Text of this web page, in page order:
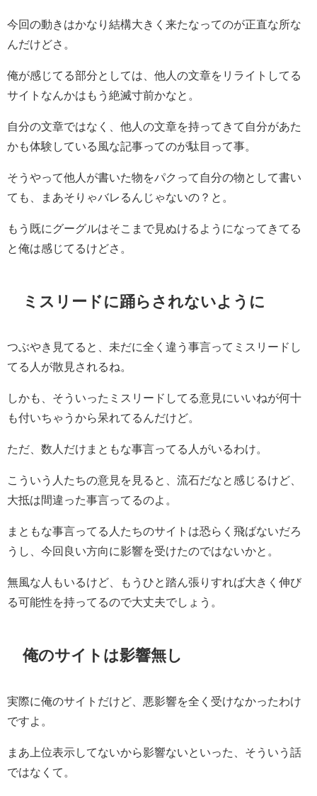
今回の動きはかなり結構大きく来たなってのが正直な所な
んだけどさ。
俺が感じてる部分としては、他人の文章をリライトしてる
サイトなんかはもう絶滅寸前かなと。
自分の文章ではなく、他人の文章を持ってきて自分があた
かも体験している風な記事ってのが駄目って事。
そうやって他人が書いた物をパクって自分の物として書い
ても、まあそりゃバレるんじゃないの？と。
もう既にグーグルはそこまで見ぬけるようになってきてる
と俺は感じてるけどさ。
ミスリードに踊らされないように
つぶやき見てると、未だに全く違う事言ってミスリードし
てる人が散見されるね。
しかも、そういったミスリードしてる意見にいいねが何十
も付いちゃうから呆れてるんだけど。
ただ、数人だけまともな事言ってる人がいるわけ。
こういう人たちの意見を見ると、流石だなと感じるけど、
大抵は間違った事言ってるのよ。
まともな事言ってる人たちのサイトは恐らく飛ばないだろ
うし、今回良い方向に影響を受けたのではないかと。
無風な人もいるけど、もうひと踏ん張りすれば大きく伸び
る可能性を持ってるので大丈夫でしょう。
俺のサイトは影響無し
実際に俺のサイトだけど、悪影響を全く受けなかったわけ
ですよ。
まあ上位表示してないから影響ないといった、そういう話
ではなくて。